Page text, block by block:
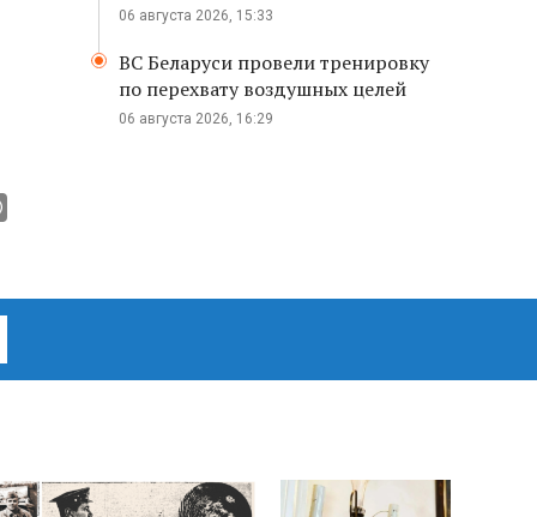
06 августа 2026, 15:33
ВС Беларуси провели тренировку
по перехвату воздушных целей
06 августа 2026, 16:29